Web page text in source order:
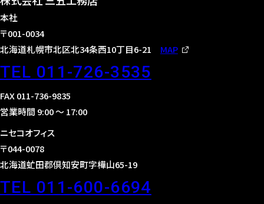
本社
〒001-0034
北海道札幌市北区北34条西10丁目6-21
MAP
TEL 011-726-3535
FAX 011-736-9835
営業時間 9:00 〜 17:00
ニセコオフィス
〒044-0078
北海道虻田郡倶知安町字樺山65-19
TEL 011-600-6694